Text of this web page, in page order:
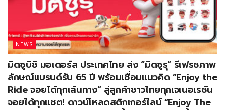
NEWS
มิตซูบิชิ มอเตอร์ส ประเทศไทย ส่ง “มิตซูรุ” รีเฟรชภาพ
ลักษณ์แบรนด์รับ 65 ปี พร้อมเชื่อมแนวคิด “Enjoy the
Ride จอยได้ทุกเส้นทาง” สู่ลูกค้าชาวไทยทุกเจเนอเรชัน
จอยได้ทุกแชต! ดาวน์โหลดสติกเกอร์ไลน์ “Enjoy The